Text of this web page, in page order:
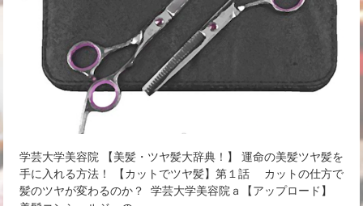
学芸大学美容院 【美髪・ツヤ髪大辞典！】 運命の美髪ツヤ髪を
手に入れる方法！ 【カットでツヤ髪】第１話 カットの仕方で
髪のツヤが変わるのか？ 学芸大学美容院ａ【アップロード】